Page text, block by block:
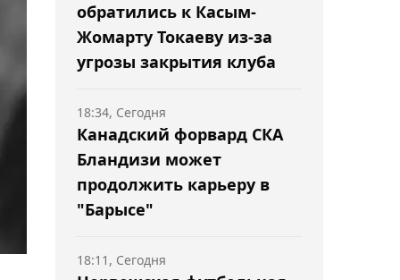
обратились к Касым-
Жомарту Токаеву из-за
угрозы закрытия клуба
Канадский форвард СКА
Бландизи может
продолжить карьеру в
"Барысе"
18:34, Сегодня
18:11, Сегодня